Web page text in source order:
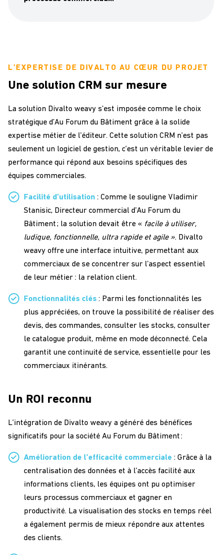
L’EXPERTISE DE DIVALTO AU CŒUR DU PROJET
Une solution CRM sur mesure
La solution Divalto weavy s’est imposée comme le choix
stratégique d’Au Forum du Bâtiment grâce à la solide
expertise métier de l’éditeur. Cette solution CRM n’est pas
seulement un logiciel de gestion, c’est un véritable levier de
performance qui répond aux besoins spécifiques des
équipes commerciales.
Facilité d’utilisation : Comme le souligne Vladimir
Stanisic, Directeur commercial d’Au Forum du
Bâtiment ; la solution devait être « facile à utiliser,
ludique, fonctionnelle, ultra rapide et agile ». Divalto
weavy offre une interface intuitive, permettant aux
commerciaux de se concentrer sur l’aspect essentiel
de leur métier : la relation client.
Fonctionnalités clés : Parmi les fonctionnalités les
plus appréciées, on trouve la possibilité de réaliser des
devis, des commandes, consulter les stocks, consulter
le catalogue produit, même en mode déconnecté. Cela
garantit une continuité de service, essentielle pour les
commerciaux itinérants.
Un ROI reconnu
L’intégration de Divalto weavy a généré des bénéfices
significatifs pour la société Au Forum du Bâtiment :
Amélioration de l’efficacité commerciale : Grâce à la
centralisation des données et à l’accès facilité aux
informations clients, les équipes ont pu optimiser
leurs processus commerciaux et gagner en
productivité. La visualisation des stocks en temps réel
a également permis de mieux répondre aux attentes
des clients.